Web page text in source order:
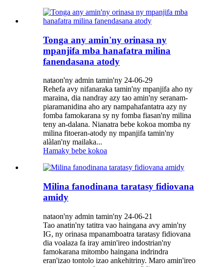
Tonga any amin'ny orinasa ny
mpanjifa mba hanafatra milina
fanendasana atody
nataon'ny admin tamin'ny 24-06-29
Rehefa avy nifanaraka tamin'ny mpanjifa aho ny
maraina, dia nandray azy tao amin'ny seranam-
piaramanidina aho ary nampahafantatra azy ny
fomba famokarana sy ny fomba fiasan'ny milina
teny an-dalana. Nianatra bebe kokoa momba ny
milina fitoeran-atody ny mpanjifa tamin'ny
alàlan'ny mailaka...
Hamaky bebe kokoa
Milina fanodinana taratasy fidiovana
amidy
nataon'ny admin tamin'ny 24-06-21
Tao anatin'ny tatitra vao haingana avy amin'ny
IG, ny orinasa mpanamboatra taratasy fidiovana
dia voalaza fa iray amin'ireo indostrian'ny
famokarana mitombo haingana indrindra
eran'izao tontolo izao ankehitriny. Maro amin'ireo